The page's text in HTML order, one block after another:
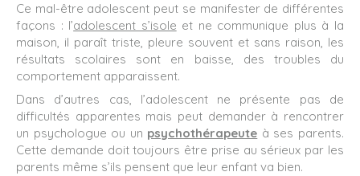
Ce mal-être adolescent peut se manifester de différentes
façons : l’adolescent s’isole et ne communique plus à la
maison, il paraît triste, pleure souvent et sans raison, les
résultats scolaires sont en baisse, des troubles du
comportement apparaissent.
Dans d’autres cas, l’adolescent ne présente pas de
difficultés apparentes mais peut demander à rencontrer
un psychologue ou un psychothérapeute à ses parents.
Cette demande doit toujours être prise au sérieux par les
parents même s’ils pensent que leur enfant va bien.